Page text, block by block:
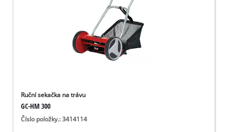
Ruční sekačka na trávu
GC-HM 300
Číslo položky.: 3414114